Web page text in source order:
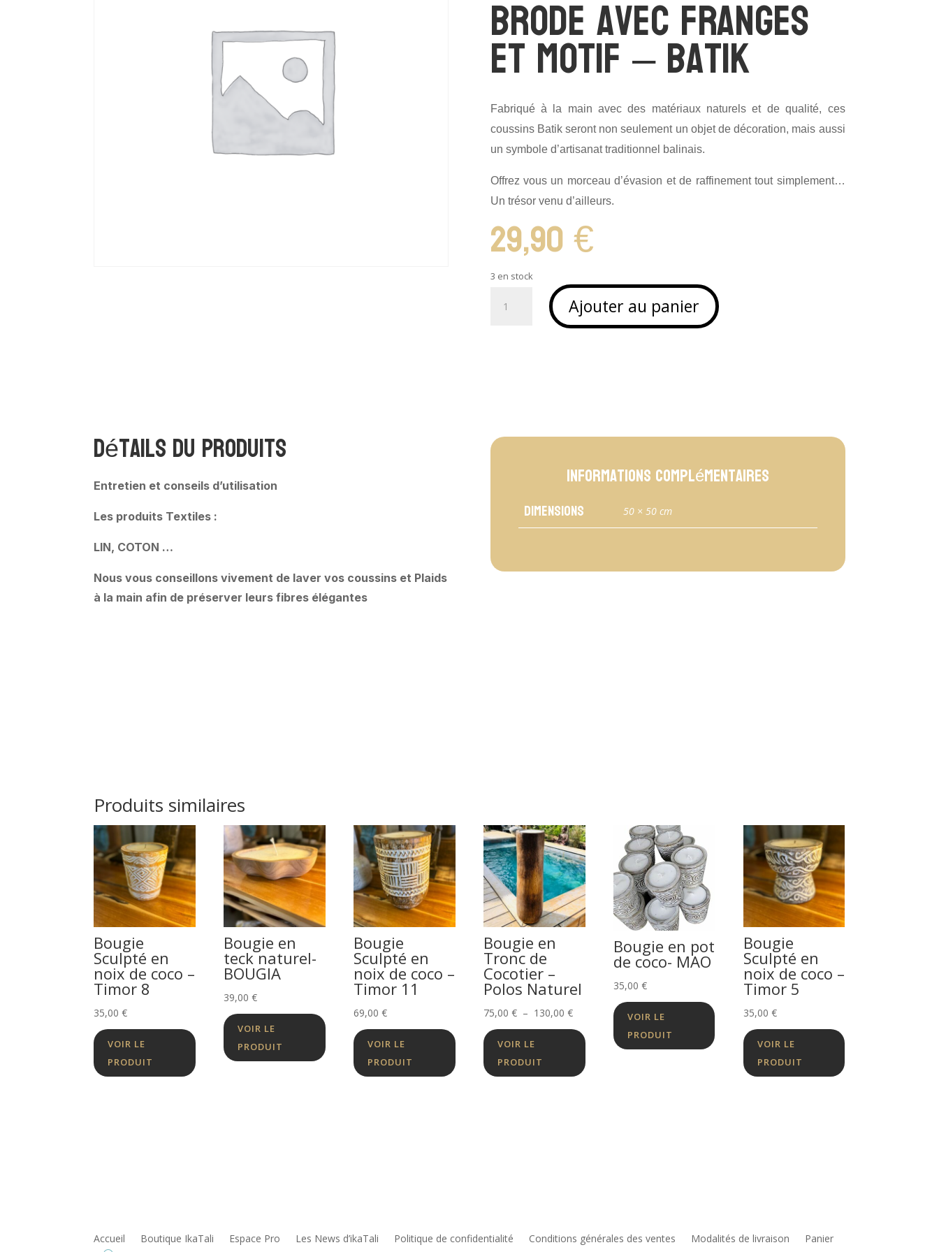
brode avec franges
et motif – Batik
Fabriqué à la main avec des matériaux naturels et de qualité, ces
coussins Batik seront non seulement un objet de décoration, mais aussi
un symbole d’artisanat traditionnel balinais.
Offrez vous un morceau d’évasion et de raffinement tout simplement…
Un trésor venu d’ailleurs.
29,90€
3 en stock
motif
Ajouter au panier
Détails du produits
Entretien et conseils d’utilisation
Les produits Textiles :
LIN, COTON …
Nous vous conseillons vivement de laver vos coussins et Plaids
à la main afin de préserver leurs fibres élégantes
Informations complémentaires
Dimensions 50 × 50 cm
Produits similaires
Bougie
Sculpté en
noix de coco –
Timor 8
35,00€
VOIR LE
PRODUIT
Bougie en
teck naturel-
BOUGIA
39,00€
VOIR LE
PRODUIT
Bougie
Sculpté en
noix de coco –
Timor 11
69,00€
VOIR LE
PRODUIT
Bougie en
Tronc de
Cocotier –
Polos Naturel
75,00€ – 130,00€Plage
de
75,00 €
VOIR LE
PRODUIT
Bougie en pot
de coco- MAO
35,00€
VOIR LE
PRODUIT
Bougie
Sculpté en
noix de coco –
Timor 5
35,00€
VOIR LE
PRODUIT
Accueil Boutique IkaTali Espace Pro Les News d’ikaTali Politique de confidentialité Conditions générales des ventes Modalités de livraison Panier